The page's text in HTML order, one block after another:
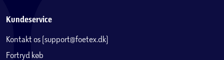
Kundeservice
Kontakt os (support@foetex.dk)
Fortryd køb